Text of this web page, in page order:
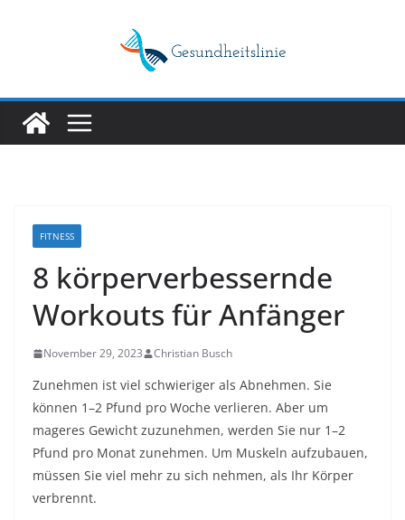
FITNESS
8 körperverbessernde
Workouts für Anfänger
November 29, 2023 Christian Busch
Zunehmen ist viel schwieriger als Abnehmen. Sie
können 1–2 Pfund pro Woche verlieren. Aber um
mageres Gewicht zuzunehmen, werden Sie nur 1–2
Pfund pro Monat zunehmen. Um Muskeln aufzubauen,
müssen Sie viel mehr zu sich nehmen, als Ihr Körper
verbrennt.